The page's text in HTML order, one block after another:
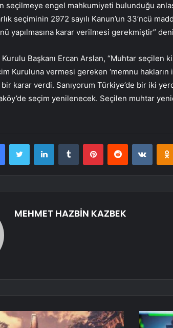
seçilmeye engel mahkumiyeti bulunduğu
seçiminin 2972 sayılı Kanun’un 33’ncü
yapılmasına karar verilmesi gerekmiştir”
Başkanı Ercan Arslan, “Muhtar seçilen
Kuruluna vermesi gereken ‘memnu hakların
karar verdi. Sanıyorum Türkiye’de bir iki
seçim yenilenecek. Seçilen muhtar
FacebookTwitter LinkedInTumblr PinterestReddit
MEHMET HAZBİN KAZBEK